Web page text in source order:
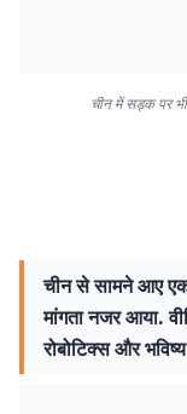
चीन में सड्क पर
चीन से सामने आए एक
मांगता नजर आया.
रोबोटिक्स और